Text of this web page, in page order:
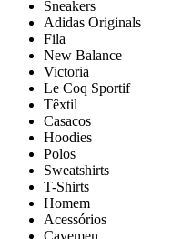
Sneakers
Adidas Originals
Fila
New Balance
Victoria
Le Coq Sportif
Têxtil
Casacos
Hoodies
Polos
Sweatshirts
T-Shirts
Homem
Acessórios
Cavemen